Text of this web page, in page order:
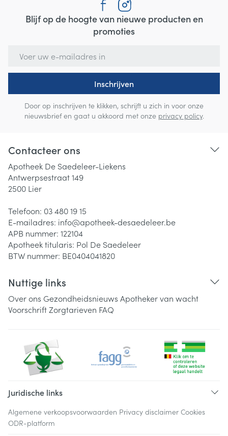
Blijf op de hoogte van nieuwe producten en
promoties
Inschrijven
Door op inschrijven te klikken, schrijft u zich in voor onze
nieuwsbrief en gaat u akkoord met onze privacy policy.
Contacteer ons
Apotheek De Saedeleer-Liekens
Antwerpsestraat 149
2500 Lier
Telefoon: 03 480 19 15
E-mailadres: info@apotheek-desaedeleer.be
APB nummer: 122104
Apotheek titularis: Pol De Saedeleer
BTW nummer: BE0404041820
Nuttige links
Over ons Gezondheidsnieuws Apotheker van wacht
VoorschriftZorgtarieven FAQ
Juridische links
Algemene verkoopsvoorwaarden Privacy disclaimer Cookies
ODR-platform